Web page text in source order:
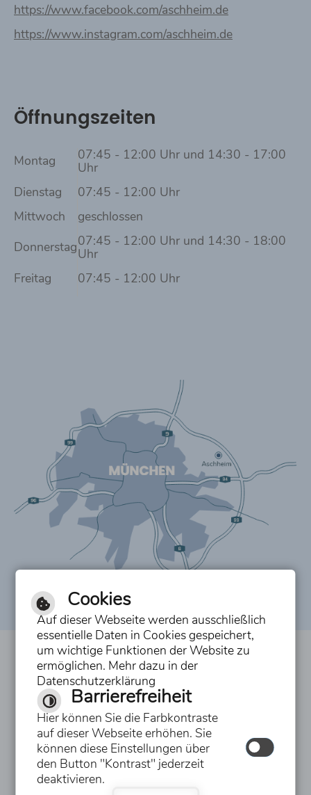
https://www.facebook.com/aschheim.de
https://www.instagram.com/aschheim.de
Öffnungszeiten
Montag 07:45 - 12:00 Uhr und 14:30 - 17:00
Uhr
Dienstag
07:45 - 12:00 Uhr
Mittwoch
geschlossen
Donnerstag07:45 - 12:00 Uhr und 14:30 - 18:00
Uhr
Freitag
07:45 - 12:00 Uhr
Inhalt
Impressum
Datenschutzerklärung
Erklärung zur Barrierefreiheit
Hilfe
Cookies
Auf dieser Webseite werden ausschließlich
essentielle Daten in Cookies gespeichert,
um wichtige Funktionen der Website zu
ermöglichen. Mehr dazu in der
Datenschutzerklärung
Barrierefreiheit
Hier können Sie die Farbkontraste
auf dieser Webseite erhöhen. Sie
können diese Einstellungen über
den Button "Kontrast" jederzeit
deaktivieren.